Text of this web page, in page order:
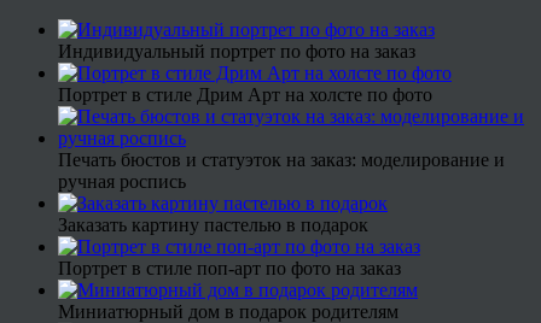
Индивидуальный портрет по фото на заказ
Портрет в стиле Дрим Арт на холсте по фото
Печать бюстов и статуэток на заказ: моделирование и
ручная роспись
Заказать картину пастелью в подарок
Портрет в стиле поп-арт по фото на заказ
Миниатюрный дом в подарок родителям